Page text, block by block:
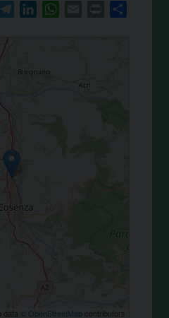
TelegramLinkedInWhatsAppPrint
data © OpenStreetMap contributors